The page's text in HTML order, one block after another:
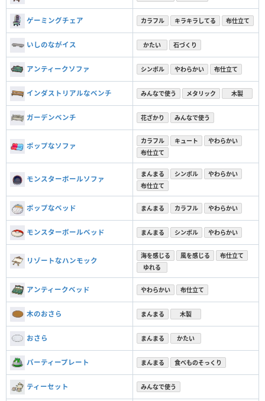
ゲーミングチェア カラフル キラキラしてる 布仕立て
いしのながイス かたい 石づくり
アンティークソファ シンボル やわらかい 布仕立て
インダストリアルなベンチ みんなで使う メタリック 木製
ガーデンベンチ 花ざかり みんなで使う
ポップなソファ
カラフル キュート
やわらかい
布仕立て
モンスターボールソファ
まんまる シンボル
やわらかい
布仕立て
ポップなベッド まんまる カラフル やわらかい
モンスターボールベッド まんまる シンボル やわらかい
リゾートなハンモック
海を感じる 風を感じる
布仕立て
ゆれる
アンティークベッド やわらかい 布仕立て
木のおさら まんまる 木製
おさら まんまる かたい
パーティープレート まんまる 食べものそっくり
ティーセット みんなで使う